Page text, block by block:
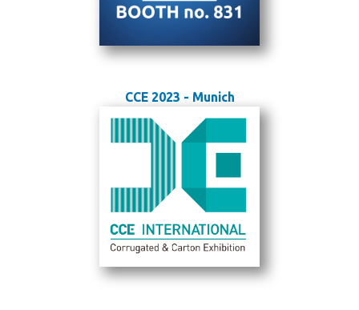
CCE 2023 - Munich